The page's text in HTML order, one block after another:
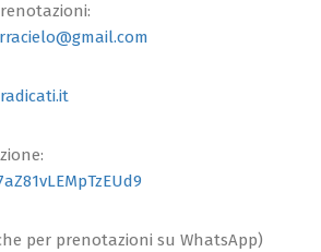
per prenotazioni su WhatsApp)